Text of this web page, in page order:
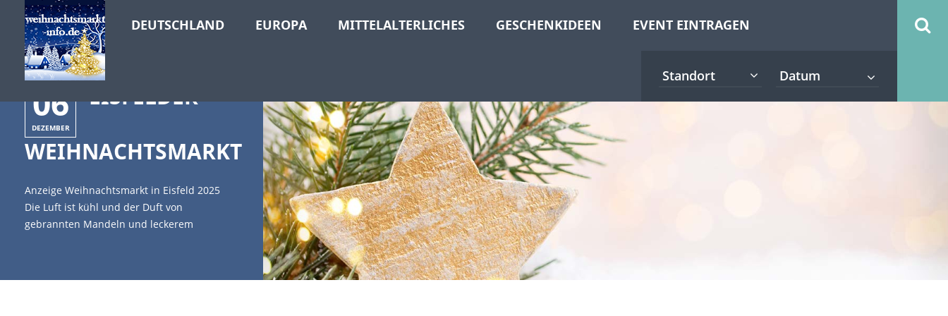
DEUTSCHLAND EUROPA MITTELALTERLICHES GESCHENKIDEEN EVENT EINTRAGEN
Standort
06
DEZEMBER
EISFELDER
WEIHNACHTSMARKT
Anzeige Weihnachtsmarkt in Eisfeld 2025
Die Luft ist kühl und der Duft von
gebrannten Mandeln und leckerem